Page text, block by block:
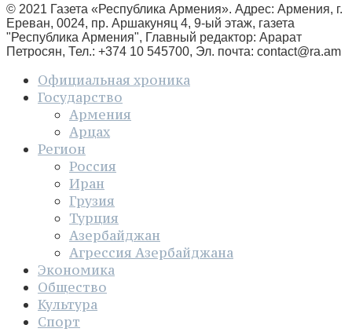
© 2021 Газета «Республика Армения». Адрес: Армения, г.
Ереван, 0024, пр. Аршакуняц 4, 9-ый этаж, газета
"Республика Армения", Главный редактор: Арарат
Петросян, Тел.: +374 10 545700, Эл. почта: contact@ra.am
Официальная хроника
Государство
Армения
Арцах
Регион
Россия
Иран
Грузия
Турция
Азербайджан
Агрессия Азербайджана
Экономика
Общество
Культура
Спорт